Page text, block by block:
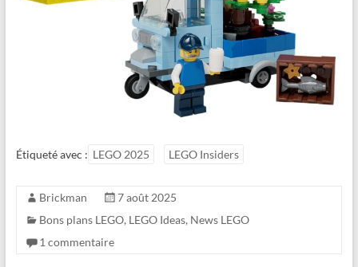
Étiqueté avec : LEGO 2025 LEGO Insiders
Brickman
7 août 2025
Bons plans LEGO, LEGO Ideas, News LEGO
1 commentaire